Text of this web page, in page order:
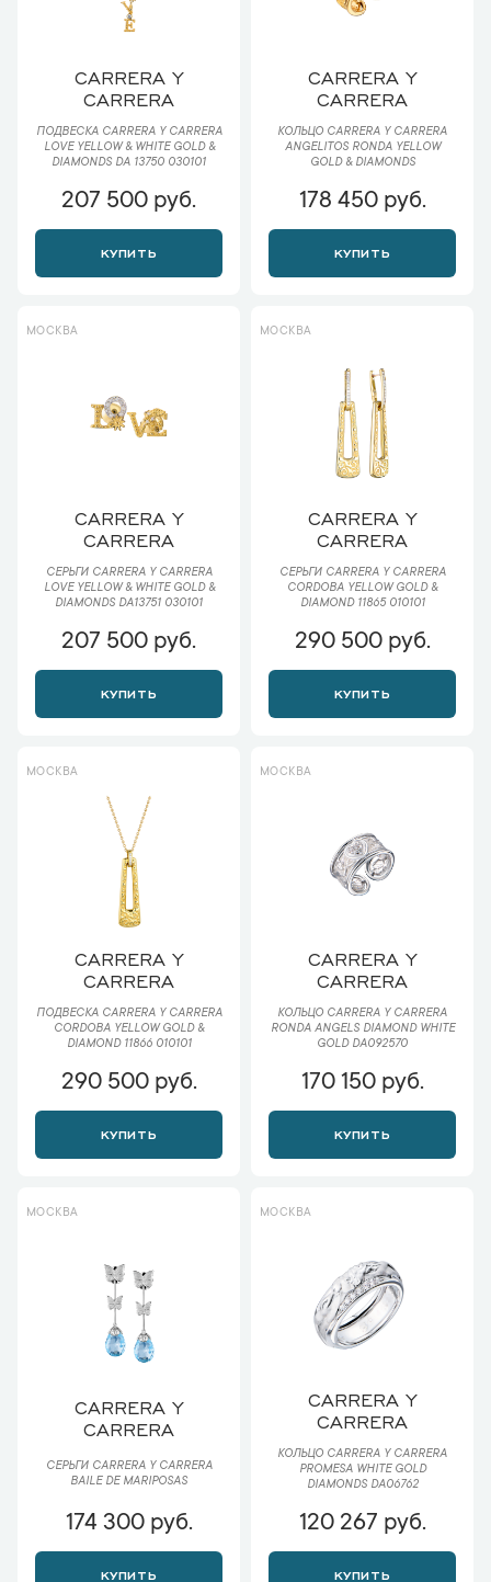
CARRERA Y
CARRERA
ПОДВЕСКА CARRERA Y CARRERA
LOVE YELLOW & WHITE GOLD &
DIAMONDS DA 13750 030101
207 500 руб.
КУПИТЬ
CARRERA Y
CARRERA
КОЛЬЦО CARRERA Y CARRERA
ANGELITOS RONDA YELLOW
GOLD & DIAMONDS
178 450 руб.
КУПИТЬ
МОСКВА
CARRERA Y
CARRERA
СЕРЬГИ CARRERA Y CARRERA
LOVE YELLOW & WHITE GOLD &
DIAMONDS DA13751 030101
207 500 руб.
КУПИТЬ
МОСКВА
CARRERA Y
CARRERA
СЕРЬГИ CARRERA Y CARRERA
CORDOBA YELLOW GOLD &
DIAMOND 11865 010101
290 500 руб.
КУПИТЬ
МОСКВА
CARRERA Y
CARRERA
ПОДВЕСКА CARRERA Y CARRERA
CORDOBA YELLOW GOLD &
DIAMOND 11866 010101
290 500 руб.
КУПИТЬ
МОСКВА
CARRERA Y
CARRERA
КОЛЬЦО CARRERA Y CARRERA
RONDA ANGELS DIAMOND WHITE
GOLD DA092570
170 150 руб.
КУПИТЬ
МОСКВА
CARRERA Y
CARRERA
СЕРЬГИ CARRERA Y CARRERA
BAILE DE MARIPOSAS
174 300 руб.
КУПИТЬ
МОСКВА
CARRERA Y
CARRERA
КОЛЬЦО CARRERA Y CARRERA
PROMESA WHITE GOLD
DIAMONDS DA06762
120 267 руб.
КУПИТЬ